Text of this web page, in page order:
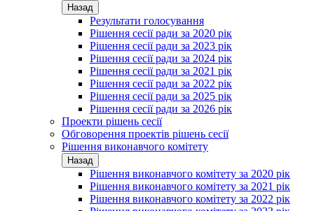
Назад
Результати голосування
Рішення сесії ради за 2020 рік
Рішення сесії ради за 2023 рік
Рішення сесії ради за 2024 рік
Рішення сесії ради за 2021 рік
Рішення сесії ради за 2022 рік
Рішення сесії ради за 2025 рік
Рішення сесії ради за 2026 рік
Проекти рішень сесії
Обговорення проектів рішень сесії
Рішення виконавчого комітету
Назад
Рішення виконавчого комітету за 2020 рік
Рішення виконавчого комітету за 2021 рік
Рішення виконавчого комітету за 2022 рік